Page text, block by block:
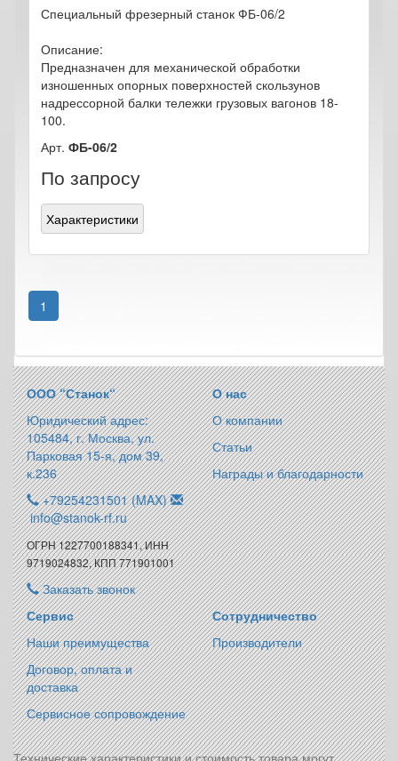
Специальный фрезерный станок ФБ-06/2
Описание:
Предназначен для механической обработки
изношенных опорных поверхностей скользунов
надрессорной балки тележки грузовых вагонов 18-
100.
Арт. ФБ-06/2
По запросу
Характеристики
1
ООО “Станок“
Юридический адрес:
105484, г. Москва, ул.
Парковая 15-я, дом 39,
к.236
+79254231501 (MAX)
info@stanok-rf.ru
ОГРН 1227700188341, ИНН
9719024832, КПП 771901001
Заказать звонок
О нас
О компании
Статьи
Награды и благодарности
Сервис
Наши преимущества
Договор, оплата и
доставка
Сервисное сопровождение
Сотрудничество
Производители
Технические характеристики и стоимость товара могут